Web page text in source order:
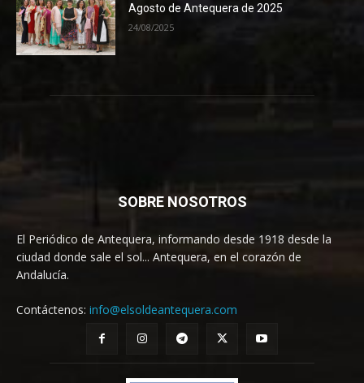
Agosto de Antequera de 2025
24/08/2025
SOBRE NOSOTROS
El Periódico de Antequera, informando desde 1918 desde la
ciudad donde sale el sol... Antequera, en el corazón de
Andalucía.
Contáctenos: info@elsoldeantequera.com